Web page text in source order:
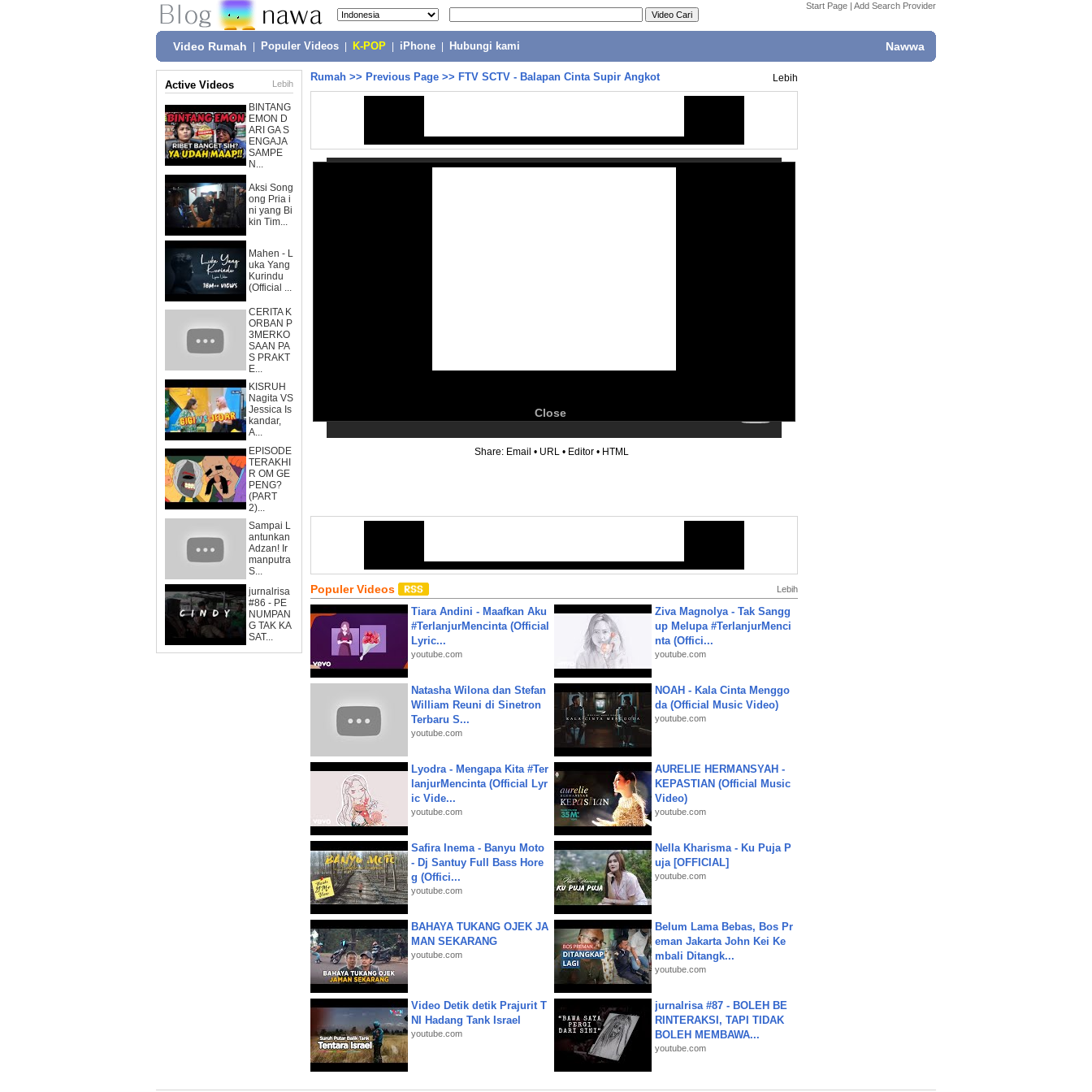
Start Page | Add Search Provider
Video Rumah Populer Videos K-POP iPhone Hubungi kami Nawwa
Active Videos Lebih
BINTANG
EMON D
ARI GA S
ENGAJA
SAMPE
N...
Aksi Song
ong Pria i
ni yang Bi
kin Tim...
Mahen - L
uka Yang
Kurindu
(Official ...
CERITA K
ORBAN P
3MERKO
SAAN PA
S PRAKT
E...
KISRUH
Nagita VS
Jessica Is
kandar,
A...
EPISODE
TERAKHI
R OM GE
PENG?
(PART
2)...
Sampai L
antunkan
Adzan! Ir
manputra
S...
jurnalrisa
#86 - PE
NUMPAN
G TAK KA
SAT...
Rumah >> Previous Page >> FTV SCTV - Balapan Cinta Supir Angkot Lebih
Close
Share: Email • URL • Editor • HTML
Populer Videos Lebih
Tiara Andini - Maafkan Aku
#TerlanjurMencinta (Official
Lyric...
youtube.com
Ziva Magnolya - Tak Sangg
up Melupa #TerlanjurMenci
nta (Offici...
youtube.com
Natasha Wilona dan Stefan
William Reuni di Sinetron
Terbaru S...
youtube.com
NOAH - Kala Cinta Menggo
da (Official Music Video)
youtube.com
Lyodra - Mengapa Kita #Ter
lanjurMencinta (Official Lyr
ic Vide...
youtube.com
AURELIE HERMANSYAH -
KEPASTIAN (Official Music
Video)
youtube.com
Safira Inema - Banyu Moto
- Dj Santuy Full Bass Hore
g (Offici...
youtube.com
Nella Kharisma - Ku Puja P
uja [OFFICIAL]
youtube.com
BAHAYA TUKANG OJEK JA
MAN SEKARANG
youtube.com
Belum Lama Bebas, Bos Pr
eman Jakarta John Kei Ke
mbali Ditangk...
youtube.com
Video Detik detik Prajurit T
NI Hadang Tank Israel
youtube.com
jurnalrisa #87 - BOLEH BE
RINTERAKSI, TAPI TIDAK
BOLEH MEMBAWA...
youtube.com